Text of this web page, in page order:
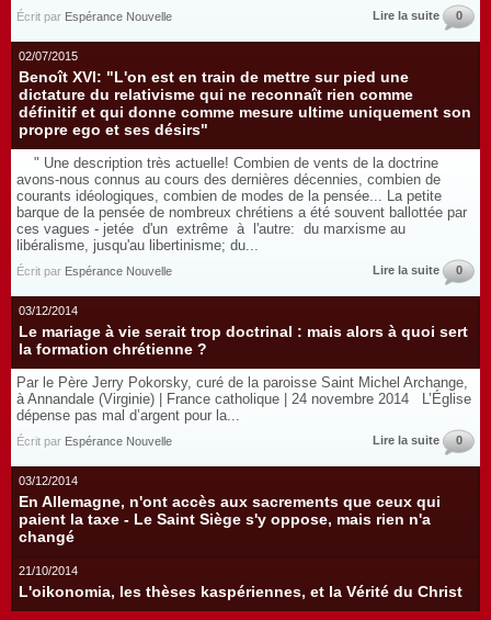
Écrit par Espérance Nouvelle Lire la suite 0
02/07/2015
Benoît XVI: "L'on est en train de mettre sur pied une
dictature du relativisme qui ne reconnaît rien comme
définitif et qui donne comme mesure ultime uniquement son
propre ego et ses désirs"
" Une description très actuelle! Combien de vents de la doctrine
avons-nous connus au cours des dernières décennies, combien de
courants idéologiques, combien de modes de la pensée... La petite
barque de la pensée de nombreux chrétiens a été souvent ballottée par
ces vagues - jetée d'un extrême à l'autre: du marxisme au
libéralisme, jusqu'au libertinisme; du...
Écrit par Espérance Nouvelle Lire la suite 0
03/12/2014
Le mariage à vie serait trop doctrinal : mais alors à quoi sert
la formation chrétienne ?
Par le Père Jerry Pokorsky, curé de la paroisse Saint Michel Archange,
à Annandale (Virginie) | France catholique | 24 novembre 2014 L’Église
dépense pas mal d’argent pour la...
Écrit par Espérance Nouvelle Lire la suite 0
03/12/2014
En Allemagne, n'ont accès aux sacrements que ceux qui
paient la taxe - Le Saint Siège s'y oppose, mais rien n'a
changé
21/10/2014
L'oikonomia, les thèses kaspériennes, et la Vérité du Christ